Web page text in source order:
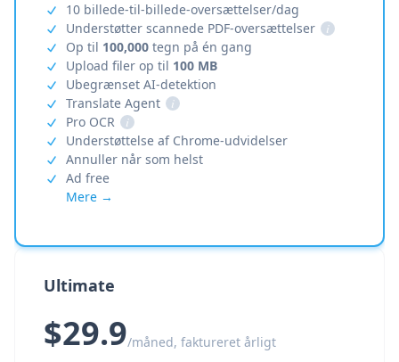
10 billede-til-billede-oversættelser/dag
Understøtter scannede PDF-oversættelser
i
Op til 100,000 tegn på én gang
Upload filer op til 100 MB
Ubegrænset AI-detektion
Translate Agent
i
Pro OCR
i
Understøttelse af Chrome-udvidelser
Annuller når som helst
Ad free
Mere →
Ultimate
$29.9/måned, faktureret årligt